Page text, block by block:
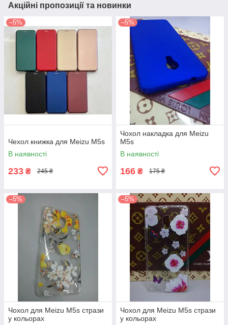
Акційні пропозиції та новинки
–5%
Чехол книжка для Meizu M5s
В наявності
233 ₴ 245 ₴
–5%
Чохол накладка для Meizu
M5s
В наявності
166 ₴ 175 ₴
–5%
Чохол для Meizu M5s стрази
у кольорах
–5%
Чохол для Meizu M5s стрази
у кольорах